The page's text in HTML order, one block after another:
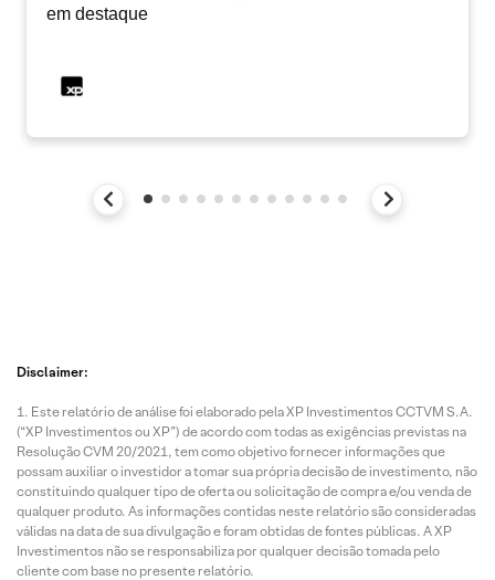
em destaque
Disclaimer:
Este relatório de análise foi elaborado pela XP Investimentos CCTVM S.A.
(“XP Investimentos ou XP”) de acordo com todas as exigências previstas na
Resolução CVM 20/2021, tem como objetivo fornecer informações que
possam auxiliar o investidor a tomar sua própria decisão de investimento, não
constituindo qualquer tipo de oferta ou solicitação de compra e/ou venda de
qualquer produto. As informações contidas neste relatório são consideradas
válidas na data de sua divulgação e foram obtidas de fontes públicas. A XP
Investimentos não se responsabiliza por qualquer decisão tomada pelo
cliente com base no presente relatório.